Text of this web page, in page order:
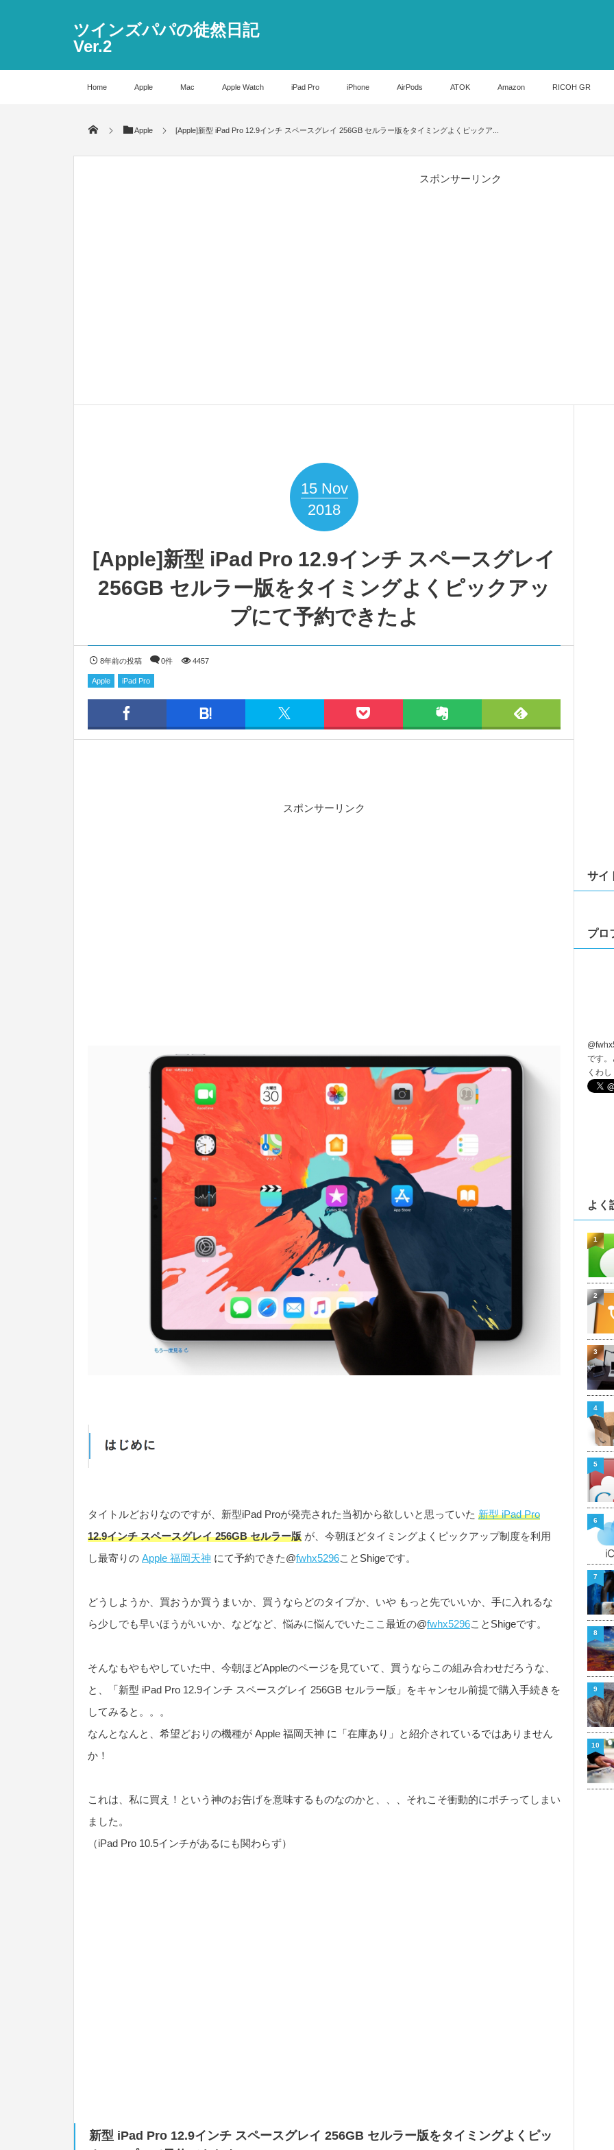
ツインズパパの徒然日記
Ver.2
Home Apple Mac Apple Watch iPad Pro iPhone AirPods ATOK Amazon RICOH GR
Apple [Apple]新型 iPad Pro 12.9インチ スペースグレイ 256GB セルラー版をタイミングよくピックア...
スポンサーリンク
15 Nov
2018
[Apple]新型 iPad Pro 12.9インチ スペースグレイ
256GB セルラー版をタイミングよくピックアッ
プにて予約できたよ
8年前の投稿 0件 4457
Apple iPad Pro
スポンサーリンク
タイトルどおりなのですが、新型iPad Proが発売された当初から欲しいと思っていた 新型 iPad Pro
12.9インチ スペースグレイ 256GB セルラー版 が、今朝ほどタイミングよくピックアップ制度を利用
し最寄りの Apple 福岡天神 にて予約できた@fwhx5296ことShigeです。
どうしようか、買おうか買うまいか、買うならどのタイプか、いや もっと先でいいか、手に入れるな
ら少しでも早いほうがいいか、などなど、悩みに悩んでいたここ最近の@fwhx5296ことShigeです。
そんなもやもやしていた中、今朝ほどAppleのページを見ていて、買うならこの組み合わせだろうな、
と、「新型 iPad Pro 12.9インチ スペースグレイ 256GB セルラー版」をキャンセル前提で購入手続きを
してみると。。。
なんとなんと、希望どおりの機種が Apple 福岡天神 に「在庫あり」と紹介されているではありません
か！
これは、私に買え！という神のお告げを意味するものなのかと、、、それこそ衝動的にポチってしまい
ました。
（iPad Pro 10.5インチがあるにも関わらず）
新型 iPad Pro 12.9インチ スペースグレイ 256GB セルラー版をタイミングよくピッ
サイ
プロ
@
です。
くわ
よく
1
2
3
4
5
6
7
8
9
10